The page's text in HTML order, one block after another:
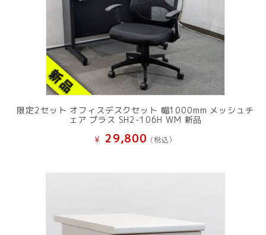
限定2セット オフィスデスクセット 幅1000mm メッシュチ
ェア プラス SH2-106H WM 新品
¥ 29,800 (税込）